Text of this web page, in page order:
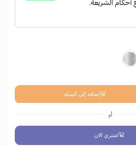
إضافة إلى السلة
أو
اشتري الان